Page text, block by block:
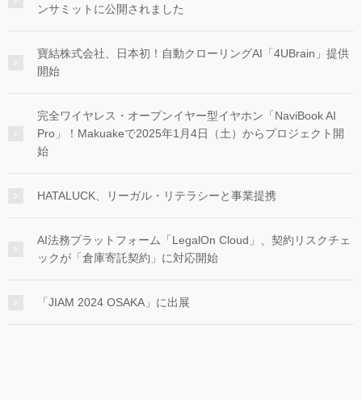
ンサミットに公開されました
寶結株式会社、日本初！自動クローリングAI「4UBrain」提供
開始
完全ワイヤレス・オープンイヤー型イヤホン「NaviBook AI
Pro」！Makuakeで2025年1月4日（土）からプロジェクト開
始
HATALUCK、リーガル・リテラシーと事業提携
AI法務プラットフォーム「LegalOn Cloud」、契約リスクチェ
ックが「倉庫寄託契約」に対応開始
「JIAM 2024 OSAKA」に出展